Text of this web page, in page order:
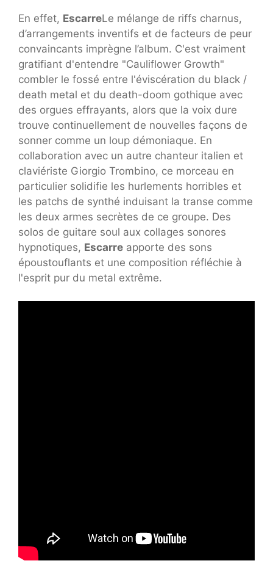
En effet, EscarreLe mélange de riffs charnus,
d’arrangements inventifs et de facteurs de peur
convaincants imprègne l’album. C'est vraiment
gratifiant d'entendre "Cauliflower Growth"
combler le fossé entre l'éviscération du black /
death metal et du death-doom gothique avec
des orgues effrayants, alors que la voix dure
trouve continuellement de nouvelles façons de
sonner comme un loup démoniaque. En
collaboration avec un autre chanteur italien et
claviériste Giorgio Trombino, ce morceau en
particulier solidifie les hurlements horribles et
les patchs de synthé induisant la transe comme
les deux armes secrètes de ce groupe. Des
solos de guitare soul aux collages sonores
hypnotiques, Escarre apporte des sons
époustouflants et une composition réfléchie à
l'esprit pur du metal extrême.